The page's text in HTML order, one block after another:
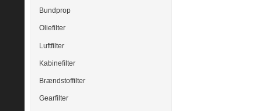
Bundprop
Oliefilter
Luftfilter
Kabinefilter
Brændstoffilter
Gearfilter